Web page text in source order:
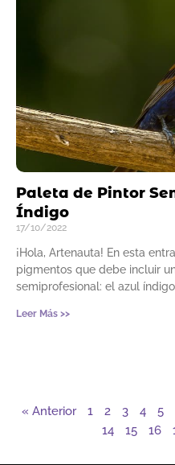
Paleta de Pintor
Índigo
17/10/2022
¡Hola, Artenauta! En esta
pigmentos que debe incluir
semiprofesional: el azul
Leer Más >>
« Anterior 1 2 3 4 5
14
15 16